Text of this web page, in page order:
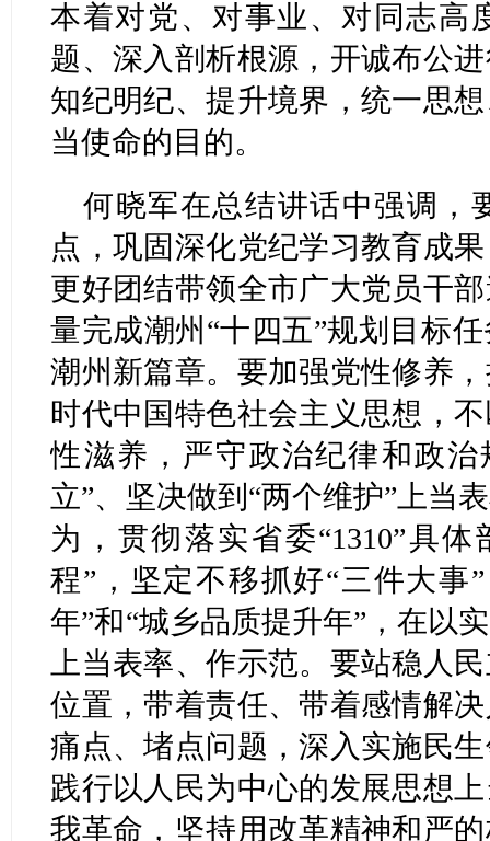
本着对党、对事业、对同志高
题、深入剖析根源，开诚布公
知纪明纪、提升境界，统一思
当使命的目的。
何晓军在总结讲话中强调，
点，巩固深化党纪学习教育成
更好团结带领全市广大党员干
量完成潮州“十四五”规划目标
潮州新篇章。要加强党性修养
时代中国特色社会主义思想，
性滋养，严守政治纪律和政
立”、坚决做到“两个维护”上当
为，贯彻落实省委“1310”具
程”，坚定不移抓好“三件大事
年”和“城乡品质提升年”，在以
上当表率、作示范。要站稳人
位置，带着责任、带着感情解
痛点、堵点问题，深入实施民
践行以人民为中心的发展思想
我革命，坚持用改革精神和严